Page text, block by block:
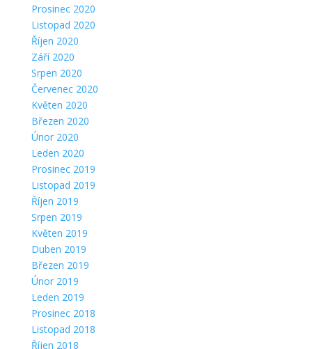
Prosinec 2020
Listopad 2020
Říjen 2020
Září 2020
Srpen 2020
Červenec 2020
Květen 2020
Březen 2020
Únor 2020
Leden 2020
Prosinec 2019
Listopad 2019
Říjen 2019
Srpen 2019
Květen 2019
Duben 2019
Březen 2019
Únor 2019
Leden 2019
Prosinec 2018
Listopad 2018
Říjen 2018